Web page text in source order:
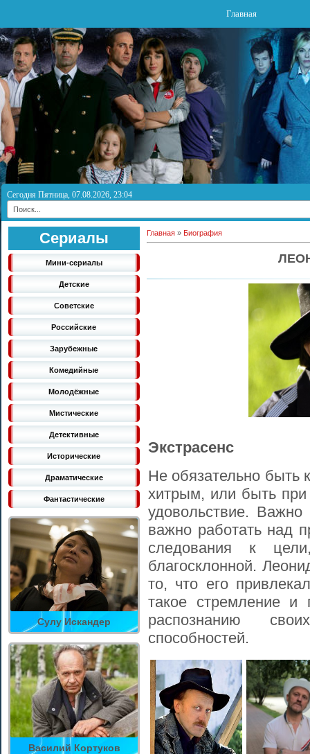
Главная
Сегодня Пятница, 07.08.2026, 23:04
Сериалы
Мини-сериалы
Детские
Советские
Российские
Зарубежные
Комедийные
Молодёжные
Мистические
Детективные
Исторические
Драматические
Фантастические
Сулу Искандер
Василий Кортуков
Главная » Биография
Экстрасенс
Не обязательно быть
хитрым, или быть при
удовольствие.
важно работать над
следования к
благосклонной.
то, что его
такое стремление и
распознанию
способностей.